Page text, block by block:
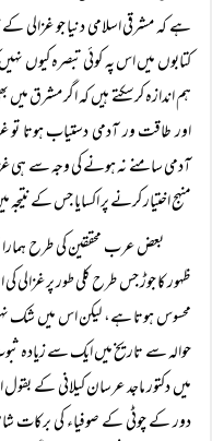
ہے کہ مشرقی اسلامی دنیا جو غزالی
کتابوں میں اس پہ کوئی تبصرہ کیوں
ہم اندازہ کرسکتے ہیں کہ اگر
اور طاقت ور آدمی دستیاب ہوتا تو
آدمی سامنے نہ ہونے کی وجہ سے ہی
منہج اختیار کرنے پر اکسایا جس کے
بعض عرب محققین کی طرح
ظہور کا جوڑ جس طرح کلی طور پر غزالی
محسوس ہوتا ہے، لیکن اس میں شک
حوالہ سے تاریخ میں ایک سے زیادہ
میں دکتور ماجد عرسان کیلانی کے بقول
دور کے چوٹی کے صوفیاء کی برکات